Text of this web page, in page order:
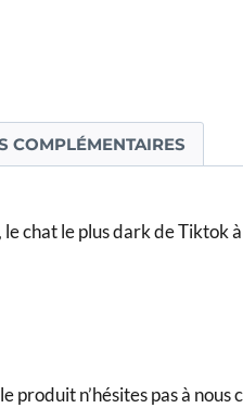
COMPLÉMENTAIRES
chat le plus dark de Tiktok
produit n’hésites pas à